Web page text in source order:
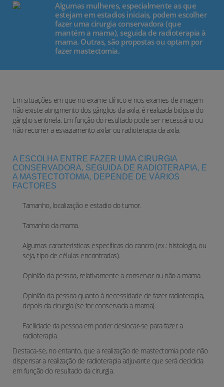
Algumas mulheres, especialmente as que
estejam em estadios iniciais, podem escolher
fazer uma cirurgia conservadora (que
mantém a mama), seguida de radioterapia à
mama. Outras, são propostas ou optam por
fazer mastectomia.
Em situações em que no exame clínico e nos exames de imagem
não existe atingimento dos gânglios da axila, é realizada biópsia do
gânglio sentinela. Em função do resultado pode ser necessário ou
não recorrer a esvaziamento axilar ou radioterapia da axila.
A ESCOLHA ENTRE FAZER UMA CIRURGIA
CONSERVADORA, SEGUIDA DE RADIOTERAPIA, E
A MASTECTOTOMIA, DEPENDE DE VÁRIOS
FACTORES
Tamanho, localização e estadio do tumor.
Tamanho da mama.
Algumas características específicas do cancro (ex.: histologia, ou
seja, tipo de células encontradas).
Opinião da pessoa, relativamente a conservar ou não a mama.
Opinião da pessoa quanto à necessidade de fazer radioterapia,
depois da cirurgia (se for conservada a mama).
Facilidade da pessoa em poder deslocar-se para fazer a
radioterapia.
Destaca-se, no entanto, que a realização de mastectomia pode não
dispensar a realização de radioterapia adjuvante que será decidida
em função do resultado da cirurgia.